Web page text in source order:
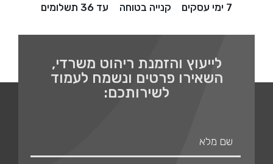
7 ימי עסקים קנייה בטוחה עד 36 תשלומים
לייעוץ והזמנת ריהוט משרדי,
השאירו פרטים ונשמח לעמוד
לשירותכם: